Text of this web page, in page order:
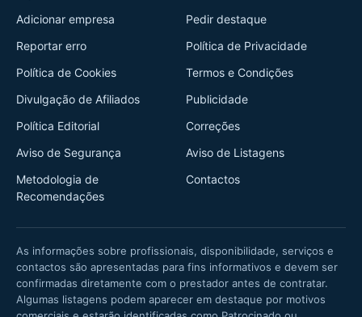
Adicionar empresa
Pedir destaque
Reportar erro
Política de Privacidade
Política de Cookies
Termos e Condições
Divulgação de Afiliados
Publicidade
Política Editorial
Correções
Aviso de Segurança
Aviso de Listagens
Metodologia de
Recomendações
Contactos
As informações sobre profissionais, disponibilidade, serviços e
contactos são apresentadas para fins informativos e devem ser
confirmadas diretamente com o prestador antes de contratar.
Algumas listagens podem aparecer em destaque por motivos